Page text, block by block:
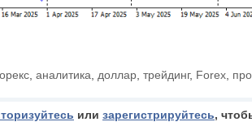
аналитика доллар трейдинг, Forex
или зарегистрируйтесь,